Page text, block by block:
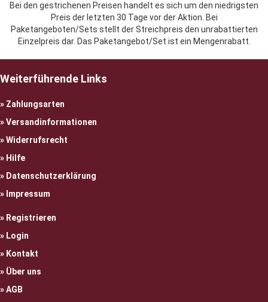
Bei den gestrichenen Preisen handelt es sich um den niedrigsten
Preis der letzten 30 Tage vor der Aktion. Bei
Paketangeboten/Sets stellt der Streichpreis den unrabattierten
Einzelpreis dar. Das Paketangebot/Set ist ein Mengenrabatt.
Weiterführende Links
Zahlungsarten
Versandinformationen
Widerrufsrecht
Hilfe
Datenschutzerklärung
Impressum
Registrieren
Login
Kontakt
Über uns
AGB